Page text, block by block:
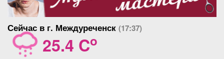
Сейчас в г. Междуреченск (17:37)
25.4 Co